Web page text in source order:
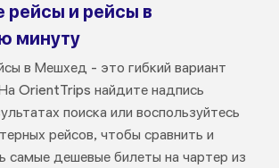
рейсы и рейсы в
минуту
в Мешхед - это гибкий вариант
OrientTrips найдите надпись
поиска или воспользуйтесь
рейсов, чтобы сравнить и
самые дешевые билеты на чартер из